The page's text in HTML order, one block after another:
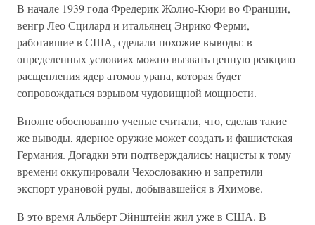
В начале 1939 года Фредерик Жолио-Кюри во Франции,
венгр Лео Сцилард и итальянец Энрико Ферми,
работавшие в США, сделали похожие выводы: в
определенных условиях можно вызвать цепную реакцию
расщепления ядер атомов урана, которая будет
сопровождаться взрывом чудовищной мощности.
Вполне обоснованно ученые считали, что, сделав такие
же выводы, ядерное оружие может создать и фашистская
Германия. Догадки эти подтверждались: нацисты к тому
времени оккупировали Чехословакию и запретили
экспорт урановой руды, добывавшейся в Яхимове.
В это время Альберт Эйнштейн жил уже в США. В